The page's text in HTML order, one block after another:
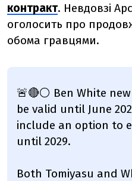
контракт. Невдовзі
оголосить про
обома гравцями.
🚨🔴⚪️ Ben White
be valid until June
include an option to
until 2029.
Both Tomiyasu and